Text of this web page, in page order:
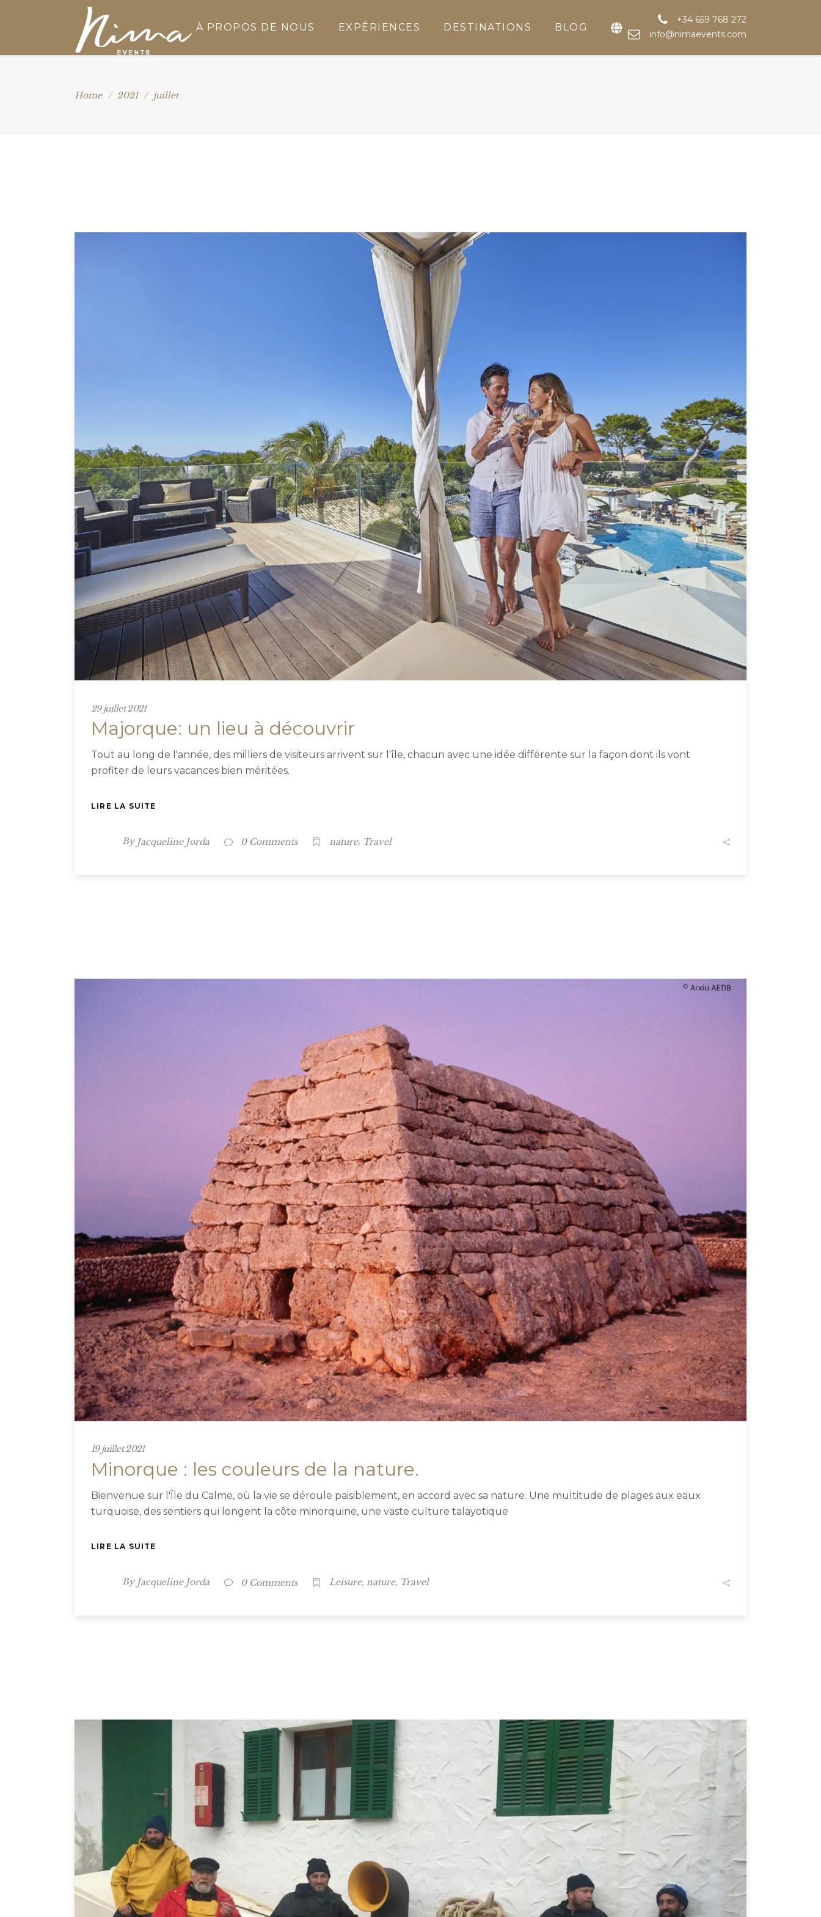
À PROPOS DE NOUS EXPÉRIENCES DESTINATIONS BLOG
+34 659 768 272
info@nimaevents.com
Home / 2021 / juillet
29 juillet 2021
Majorque: un lieu à découvrir
Tout au long de l'année, des milliers de visiteurs arrivent sur l'île, chacun avec une idée différente sur la façon dont ils vont
profiter de leurs vacances bien méritées.
LIRE LA SUITE
By Jacqueline Jorda 0 Comments nature, Travel
19 juillet 2021
Minorque : les couleurs de la nature.
Bienvenue sur l'Île du Calme, où la vie se déroule paisiblement, en accord avec sa nature. Une multitude de plages aux eaux
turquoise, des sentiers qui longent la côte minorquine, une vaste culture talayotique
LIRE LA SUITE
By Jacqueline Jorda 0 Comments Leisure, nature, Travel